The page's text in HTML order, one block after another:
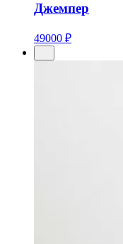
Джемпер
49000 ₽